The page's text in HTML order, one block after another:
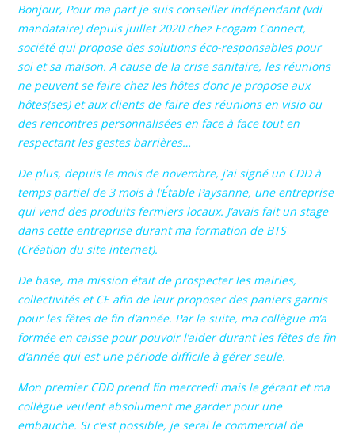
Bonjour, Pour ma part je suis conseiller indépendant (vdi
mandataire) depuis juillet 2020 chez Ecogam Connect,
société qui propose des solutions éco-responsables pour
soi et sa maison. A cause de la crise sanitaire, les réunions
ne peuvent se faire chez les hôtes donc je propose aux
hôtes(ses) et aux clients de faire des réunions en visio ou
des rencontres personnalisées en face à face tout en
respectant les gestes barrières…
De plus, depuis le mois de novembre, j’ai signé un CDD à
temps partiel de 3 mois à l’Étable Paysanne, une entreprise
qui vend des produits fermiers locaux. J’avais fait un stage
dans cette entreprise durant ma formation de BTS
(Création du site internet).
De base, ma mission était de prospecter les mairies,
collectivités et CE afin de leur proposer des paniers garnis
pour les fêtes de fin d’année. Par la suite, ma collègue m’a
formée en caisse pour pouvoir l’aider durant les fêtes de fin
d’année qui est une période difficile à gérer seule.
Mon premier CDD prend fin mercredi mais le gérant et ma
collègue veulent absolument me garder pour une
embauche. Si c’est possible, je serai le commercial de